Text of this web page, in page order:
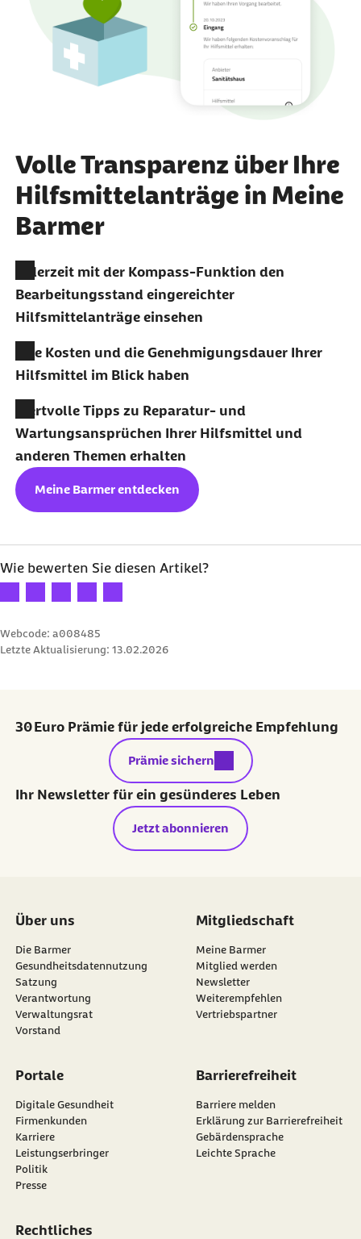
Volle Transparenz über Ihre
Hilfsmittelanträge in Meine
Barmer
Jederzeit mit der Kompass-Funktion den
Bearbeitungsstand eingereichter
Hilfsmittelanträge einsehen
Alle Kosten und die Genehmigungsdauer Ihrer
Hilfsmittel im Blick haben
Wertvolle Tipps zu Reparatur- und
Wartungsansprüchen Ihrer Hilfsmittel und
anderen Themen erhalten
Meine Barmer entdecken
Wie bewerten Sie diesen Artikel?
Ihre Bewertung: 1 Stern
Ihre Bewertung: 2 Sterne
Ihre Bewertung: 3 Sterne
Ihre Bewertung: 4 Sterne
Ihre Bewertung: 5 Sterne
Webcode: a008485
Letzte Aktualisierung: 13.02.2026
30 Euro Prämie für jede erfolgreiche Empfehlung
externer Link:
Prämie sichern
Ihr Newsletter für ein gesünderes Leben
Jetzt abonnieren
Über uns
Die Barmer
Gesundheitsdatennutzung
Satzung
Verantwortung
Verwaltungsrat
Vorstand
Mitgliedschaft
Meine Barmer
Mitglied werden
Newsletter
externer Link:
Weiterempfehlen
Vertriebspartner
Portale
Digitale Gesundheit
Firmenkunden
Karriere
Leistungserbringer
Politik
Presse
Barrierefreiheit
Barriere melden
Erklärung zur Barrierefreiheit
Gebärdensprache
Leichte Sprache
Rechtliches